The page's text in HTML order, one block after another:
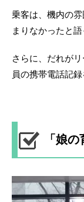
乗客は、機内の
まりなかったと語
さらに、だれが
員の携帯電話記
「娘